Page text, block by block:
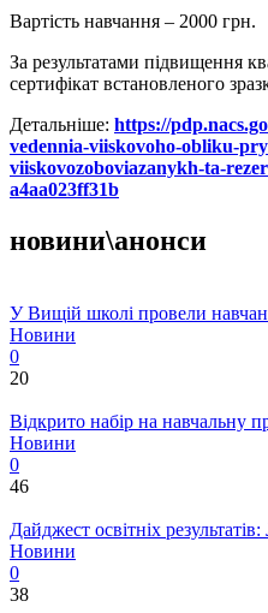
Вартість навчання – 2000 грн.
За результатами підвищення
сертифікат встановленого
Детальніше: https://
vedennia-viiskovoho-obliku-
viiskovozoboviazanykh-ta-
a4aa023ff31b
новини\анонси
У Вищій школі провели
Новини
0
20
Відкрито набір на навчальну
Новини
0
46
Дайджест освітніх
Новини
0
38